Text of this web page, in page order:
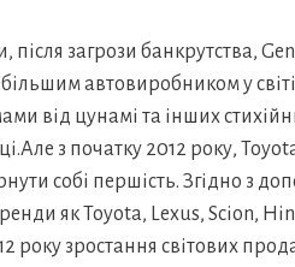
після загрози банкрутства,
автовиробником у
від цунамі та інших
з початку 2012 року,
собі першість. Згідно з
як Toyota, Lexus, Scion,
року зростання світових